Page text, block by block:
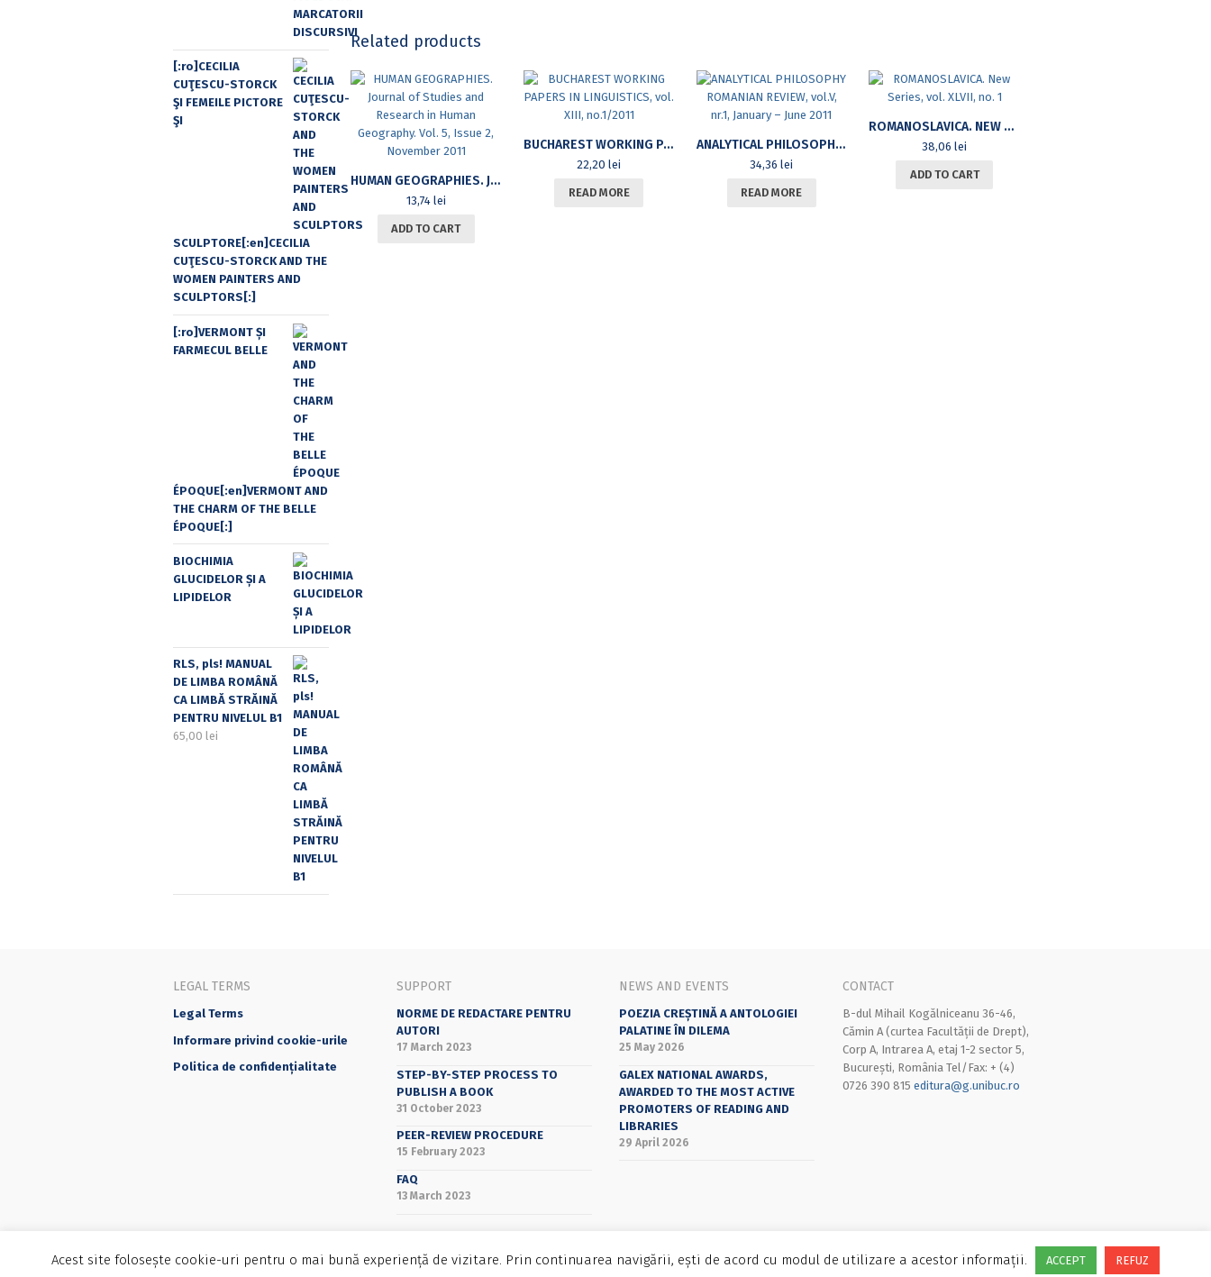
Related products
HUMAN GEOGRAPHIES. JOURNAL OF STUDIES AND RESEARCH IN HUMAN GEOGRAPHY. VOL. 5, ISSUE 2, NOVEMBER 2011
13,74 lei
ADD TO CART
BUCHAREST WORKING PAPERS IN LINGUISTICS, VOL. XIII, NO.1/2011
22,20 lei
READ MORE
ANALYTICAL PHILOSOPHY ROMANIAN REVIEW, VOL.V, NR.1, JANUARY – JUNE 2011
34,36 lei
READ MORE
ROMANOSLAVICA. NEW SERIES, VOL. XLVII, NO. 1
38,06 lei
ADD TO CART
[:ro]CECILIA
CUŢESCU-STORCK
ŞI FEMEILE PICTORE
ŞI
SCULPTORE[:en]CECILIA
CUŢESCU-STORCK AND THE
WOMEN PAINTERS AND
SCULPTORS[:]
[:ro]VERMONT ȘI
FARMECUL BELLE
ÉPOQUE[:en]VERMONT AND
THE CHARM OF THE BELLE
ÉPOQUE[:]
BIOCHIMIA
GLUCIDELOR ȘI A
LIPIDELOR
RLS, pls! MANUAL
DE LIMBA ROMÂNĂ
CA LIMBĂ STRĂINĂ
PENTRU NIVELUL B1
65,00 lei
LEGAL TERMS
Legal Terms
Informare privind cookie-urile
Politica de confidențialitate
SUPPORT
NORME DE REDACTARE PENTRU
AUTORI
17 March 2023
STEP-BY-STEP PROCESS TO
PUBLISH A BOOK
31 October 2023
PEER-REVIEW PROCEDURE
15 February 2023
FAQ
13 March 2023
NEWS AND EVENTS
POEZIA CREȘTINĂ A ANTOLOGIEI
PALATINE ÎN DILEMA
25 May 2026
GALEX NATIONAL AWARDS,
AWARDED TO THE MOST ACTIVE
PROMOTERS OF READING AND
LIBRARIES
29 April 2026
CONTACT
B-dul Mihail Kogălniceanu 36-46,
Cămin A (curtea Facultății de Drept),
Corp A, Intrarea A, etaj 1-2 sector 5,
București, România Tel/Fax: + (4)
0726 390 815 editura@g.unibuc.ro
©2025 Editura Universității din București - Bucharest University Press
Acest site folosește cookie-uri pentru o mai bună experiență de vizitare. Prin continuarea navigării, ești de acord cu modul de utilizare a acestor informații. ACCEPT REFUZ